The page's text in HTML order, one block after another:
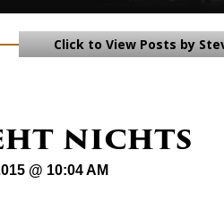
Click to View Posts by
nichts
@ 10:04 AM